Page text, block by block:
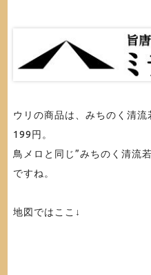
ウリの商品は、みちのく清
199円。
鳥メロと同じ”みちのく清流
ですね。
地図ではここ↓